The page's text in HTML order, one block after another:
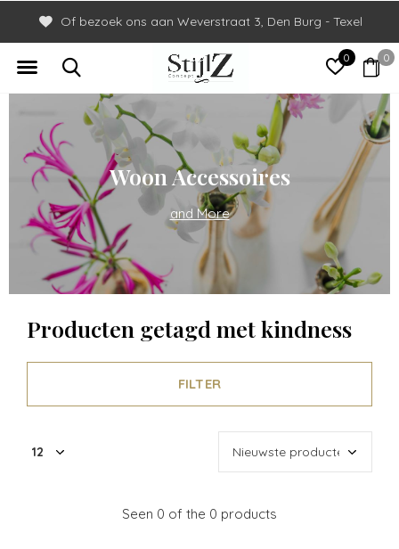
0 0
Of bezoek ons aan Weverstraat 3, Den Burg - Texel
Woon Accessoires
and More
Producten getagd met kindness
FILTER
Seen 0 of the 0 products